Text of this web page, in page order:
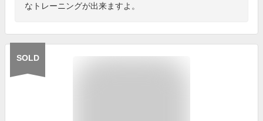
なトレーニングが出来ますよ。
SOLD